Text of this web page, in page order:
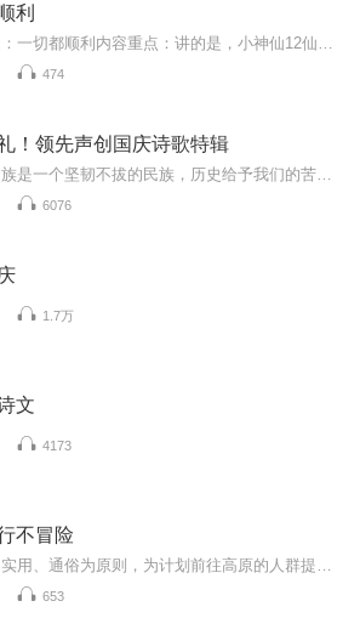
利
474
！领先声创国庆诗歌特辑
6076
1.7万
文
4173
不冒险
653